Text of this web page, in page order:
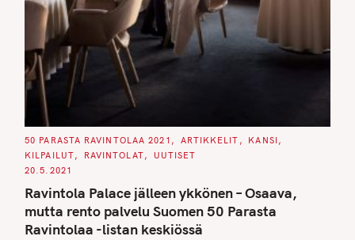
C
T
E
O
R
E
S
50 PARASTA RAVINTOLAA 2021 ARTIKKELIT
KANSI
KILPAILUT
RAVINTOLAT
UUTISET
20.5.2021
Ravintola Palace jälleen ykkönen – Osaava,
mutta rento palvelu Suomen 50 Parasta
Ravintolaa -listan keskiössä